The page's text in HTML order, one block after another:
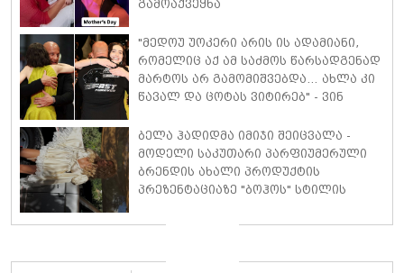
გამოაქვეყნა
"მედოუ უოკერი არის ის ადამიანი,
რომელიც აქ ამ საძმოს წარსადგენად
მარტოს არ გამომიშვებდა… ახლა კი
წავალ და ცოტას ვიტირებ" - ვინ
პოლ უოკერის ქალიშვილს ემოციური
სიტყვებით მიმართავს
ბელა ჰადიდმა იმიჯი შეიცვალა -
მოდელი საკუთარი პარფიუმერული
ბრენდის ახალი პროდუქტის
პრეზენტაციაზე "ბოჰოს" სტილის
მინიკაბით გამოჩნდა